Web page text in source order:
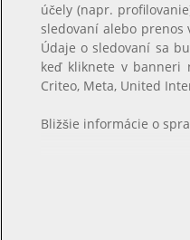
účely (napr.
sledovaní alebo prenos
Údaje o sledovaní sa
keď kliknete v banneri
Criteo, Meta, United
Bližšie informácie o